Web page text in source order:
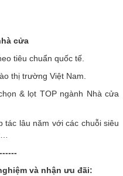
cửa
tiêu chuẩn quốc tế.
thị trường Việt Nam.
& lọt TOP ngành Nhà cửa
lâu năm với các chuỗi siêu
và nhận ưu đãi: